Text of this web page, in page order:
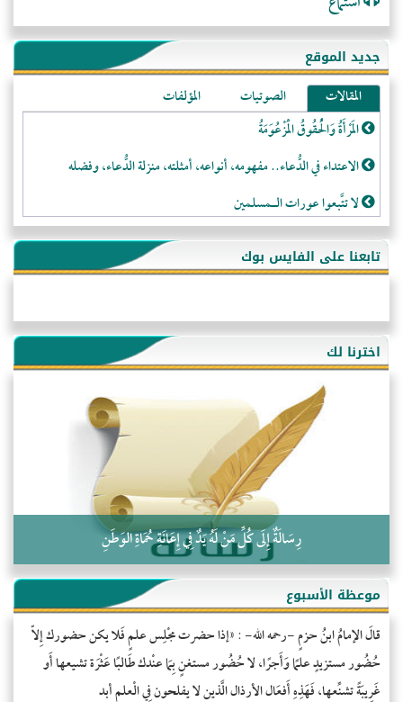
جديد الموقع
المقالات الصوتيات
المؤلفات
المَرْأَةُ وَالْحُقُوقُ الْمَزْعُوَمَةُ
الاعتداء في الدُّعاء.. مفهومه، أنواعه، أمثلته، منزلة الدُّعاء، وفضله
لا تتَّبعوا عورات الـمسلمين
فقه النَّصيحة عند الصَّحابة الكرام رضي الله عنهم
لَا عِزَّةَ إِلَّا بِالإِسْلَامِ
هذه سبيلنا فماذا تنقمون؟!
أُسُـسُ بَـيْـتِ الـمُسْـلِمِ
التَّعْلِيمُ القُرْآنِي
كلمة إلى إخواني السلفيين في الجزائر
تابعنا على الفايس بوك
اخترنا لك
رِسَالَةٌ إِلَى كُلِّ مَنْ لَهُ يَدٌ فِي إِعَانَةِ حُمَاةِ الوَطَنِ
موعظة الأسبوع
قالَ الإمامُ ابنُ حزمٍ -رحمه الله- : «إذا حضرت مجْلِس علمٍ فَلا يكن حضورك إِلاّ
حُضُور مستزيدٍ علمًا وَأَجرًا، لا حُضُور مستغنٍ بِمَا عنْدك طَالبًا عَثْرَة تشيعها أَو
غَرِيبَةً تشنِّعها، فَهَذِهِ أَفعَال الأرذال الَّذين لا يفلحون فِي الْعلم أبد